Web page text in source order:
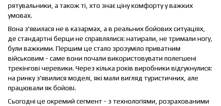
рятувальники, а також ті, хто знає ціну комфорту у важких
умовах.
Вона з'явилася не в казармах, а в реальних бойових ситуаціях,
де стандартні берци не справлялися: натирали, не тримали ногу,
були важкими. Першим це стало зрозуміло приватним
військовим - саме вони почали використовувати полегшені
трекінгові черевики. Через кілька років виробники відгукнулися:
на ринку з'явилися моделі, які мали вигляд туристичних, але
працювали як бойові.
Сьогодні це окремий сегмент - з технологіями, розрахованими